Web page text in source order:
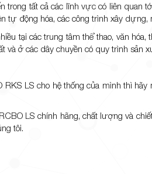
tất cả các lĩnh vực có liên quan
tự động hóa, các công trình xây dựng,
tại các trung tâm thể thao, văn
ở các dây chuyền có quy trình sản
LS cho hệ thống của mình thì
LS chính hãng, chất lượng và
tôi.